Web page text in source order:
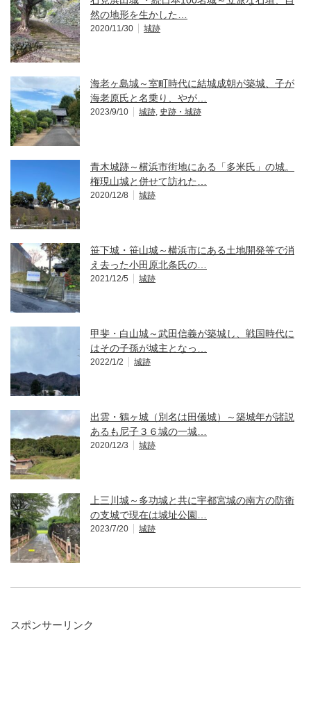
然の地形を生かした…
2020/11/30 城跡
海老ヶ島城～室町時代に結城成朝が築城、子が
海老原氏と名乗り、やが…
2023/9/10 城跡 史跡・城跡
青木城跡～横浜市街地にある「多米氏」の城。
権現山城と併せて訪れた…
2020/12/8 城跡
笹下城・笹山城～横浜市にある土地開発等で消
え去った小田原北条氏の…
2021/12/5 城跡
甲斐・白山城～武田信義が築城し、戦国時代に
はその子孫が城主となっ…
2022/1/2 城跡
出雲・鶴ヶ城（別名は田儀城）～築城年が諸説
あるも尼子３６城の一城…
2020/12/3 城跡
上三川城～多功城と共に宇都宮城の南方の防衛
の支城で現在は城址公園…
2023/7/20 城跡
スポンサーリンク